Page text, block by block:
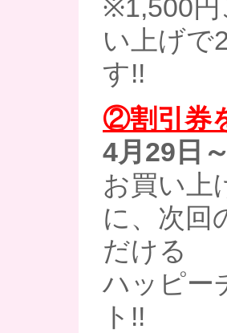
※1,500円
い上げで
す!!
②割引券
4月29日
お買い上
に、次回
だける
ハッピー
ト!!